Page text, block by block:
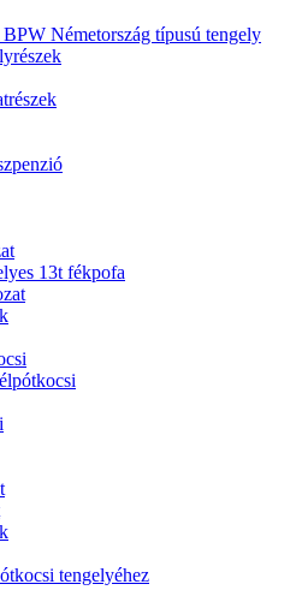
Németország típusú tengely
13t fékpofa
tengelyéhez